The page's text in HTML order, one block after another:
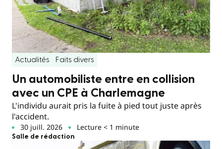
Actualités Faits divers
Un automobiliste entre en collision
avec un CPE à Charlemagne
L'individu aurait pris la fuite à pied tout juste après
l'accident.
30 juill. 2026 Lecture < 1 minute
Salle de rédaction